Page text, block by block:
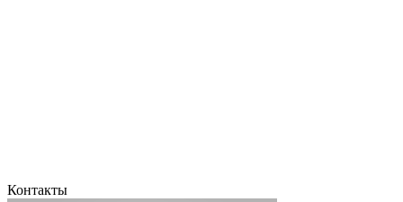
Контакты